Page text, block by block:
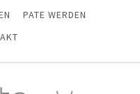
PATE WERDEN